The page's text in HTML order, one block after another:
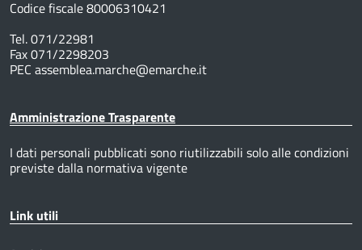
Codice fiscale 80006310421
Tel. 071/22981
Fax 071/2298203
PEC assemblea.marche@emarche.it
Amministrazione Trasparente
I dati personali pubblicati sono riutilizzabili solo alle condizioni
previste dalla normativa vigente
Link utili